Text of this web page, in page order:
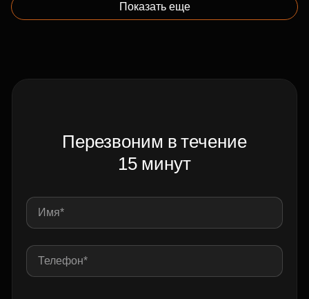
Показать еще
Перезвоним в течение
15 минут